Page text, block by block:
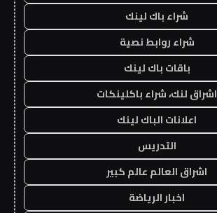
شراء باك لينك
شراء روابط نصية
باقات باك لينك
اشراق لنك، شراء باكلينكات
اعلانات الباك لينك
التدريس
اشراق العالم عالم كبير
اخبار الرياضة